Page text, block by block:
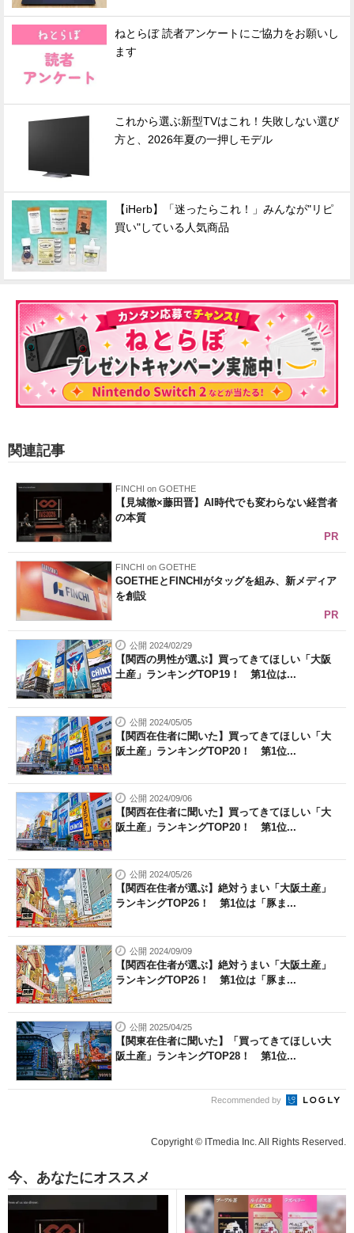
ねとらぼ 読者アンケートにご協力をお願いし
ます
これから選ぶ新型TVはこれ！失敗しない選び
方と、2026年夏の一押しモデル
【iHerb】「迷ったらこれ！」みんなが"リピ
買い"している人気商品
関連記事
FINCHI on GOETHE
【見城徹×藤田晋】AI時代でも変わらない経営者
の本質
PR
FINCHI on GOETHE
GOETHEとFINCHIがタッグを組み、新メディア
を創設
PR
公開 2024/02/29
【関西の男性が選ぶ】買ってきてほしい「大阪
土産」ランキングTOP19！ 第1位は...
公開 2024/05/05
【関西在住者に聞いた】買ってきてほしい「大
阪土産」ランキングTOP20！ 第1位...
公開 2024/09/06
【関西在住者に聞いた】買ってきてほしい「大
阪土産」ランキングTOP20！ 第1位...
公開 2024/05/26
【関西在住者が選ぶ】絶対うまい「大阪土産」
ランキングTOP26！ 第1位は「豚ま...
公開 2024/09/09
【関西在住者が選ぶ】絶対うまい「大阪土産」
ランキングTOP26！ 第1位は「豚ま...
公開 2025/04/25
【関東在住者に聞いた】「買ってきてほしい大
阪土産」ランキングTOP28！ 第1位...
Recommended by
Copyright © ITmedia Inc. All Rights Reserved.
今、あなたにオススメ